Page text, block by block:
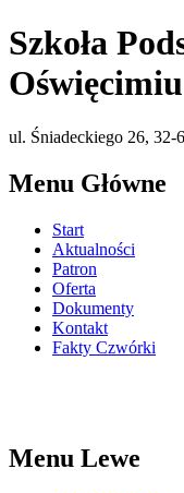
Szkoła
Oświęcimiu
ul. Śniadeckiego 26, 32-
Menu Główne
Start
Aktualności
Patron
Oferta
Dokumenty
Kontakt
Fakty Czwórki
Menu Lewe